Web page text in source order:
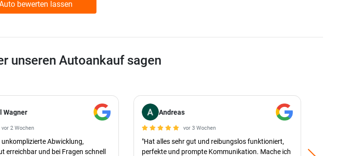
bewerten lassen
unseren Autoankauf sagen
Wagner
vor 2 Wochen
unkomplizierte Abwicklung,
erreichbar und bei Fragen schnell
Andreas
vor 3 Wochen
"Hat alles sehr gut und reibungslos funktioniert,
perfekte und prompte Kommunikation. Mache ich